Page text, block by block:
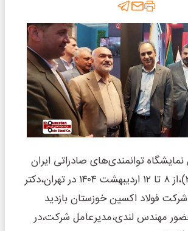
توانمندی‌های صادراتی ایران
(ایران اکسپو ۲۰۲۵)،از ۸ تا ۱۲ اردیبهشت ۱۴۰۴ در تهران،دکتر
شرکت فولاد اکسین خوزستان بازدید
مهندس لندی،مدیرعامل شرکت،در